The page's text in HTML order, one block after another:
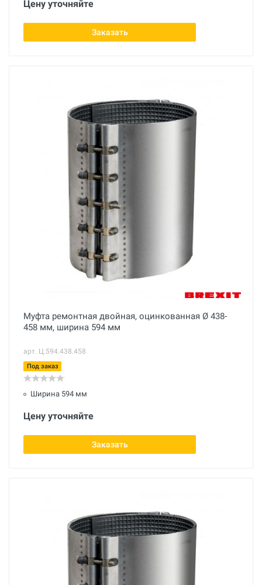
Цену уточняйте
Заказать
Муфта ремонтная двойная, оцинкованная Ø 438-
458 мм, ширина 594 мм
арт. Ц.594.438.458
Под заказ
Ширина 594 мм
Цену уточняйте
Заказать